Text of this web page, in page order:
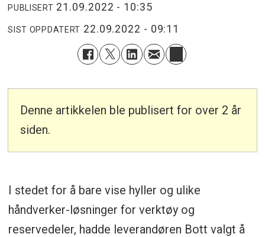
PUBLISERT 21.09.2022 - 10:35
SIST OPPDATERT 22.09.2022 - 09:11
Denne artikkelen ble publisert for over 2 år
siden.
I stedet for å bare vise hyller og ulike
håndverker-løsninger for verktøy og
reservedeler, hadde leverandøren Bott valgt å